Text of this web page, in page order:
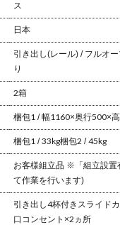
ス
日本
引き出し(レール) / フルオ
り
2箱
梱包1 / 幅1160×奥行500×
梱包1 / 33kg梱包2 / 45kg
お客様組立品 ※「組立設置
て作業を行います)
引き出し4杯付き スライド
口コンセント×2ヵ所